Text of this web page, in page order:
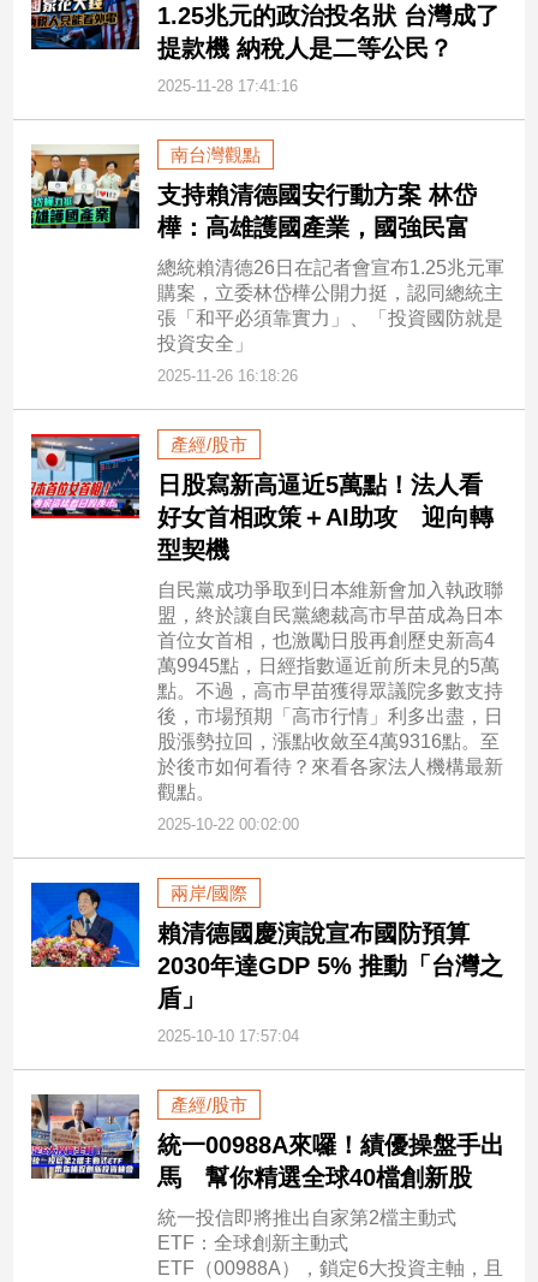
寵
物
影
音
專
體
投
1.25兆元的政治投名狀 台灣成了
提款機 納稅人是二等公民？
2025-11-28 17:41:16
南台灣觀點
支持賴清德國安行動方案 林岱
樺：高雄護國產業，國強民富
總統賴清德26日在記者會宣布1.25兆元軍
購案，立委林岱樺公開力挺，認同總統主
張「和平必須靠實力」、「投資國防就是
投資安全」
2025-11-26 16:18:26
產經/股市
日股寫新高逼近5萬點！法人看
好女首相政策＋AI助攻 迎向轉
型契機
自民黨成功爭取到日本維新會加入執政聯
盟，終於讓自民黨總裁高市早苗成為日本
首位女首相，也激勵日股再創歷史新高4
萬9945點，日經指數逼近前所未見的5萬
點。不過，高市早苗獲得眾議院多數支持
後，市場預期「高市行情」利多出盡，日
股漲勢拉回，漲點收斂至4萬9316點。至
於後市如何看待？來看各家法人機構最新
觀點。
2025-10-22 00:02:00
兩岸/國際
賴清德國慶演說宣布國防預算
2030年達GDP 5% 推動「台灣之
盾」
2025-10-10 17:57:04
產經/股市
統一00988A來囉！績優操盤手出
馬 幫你精選全球40檔創新股
統一投信即將推出自家第2檔主動式
ETF：全球創新主動式
ETF（00988A），鎖定6大投資主軸，且